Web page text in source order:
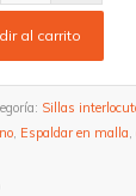
al carrito
Sillas
, Espaldar en malla